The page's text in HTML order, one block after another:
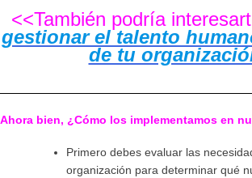
<<También podría
gestionar el talento
de tu
Ahora bien, ¿Cómo los implementamos en
Primero debes evaluar las
organización para determinar qué